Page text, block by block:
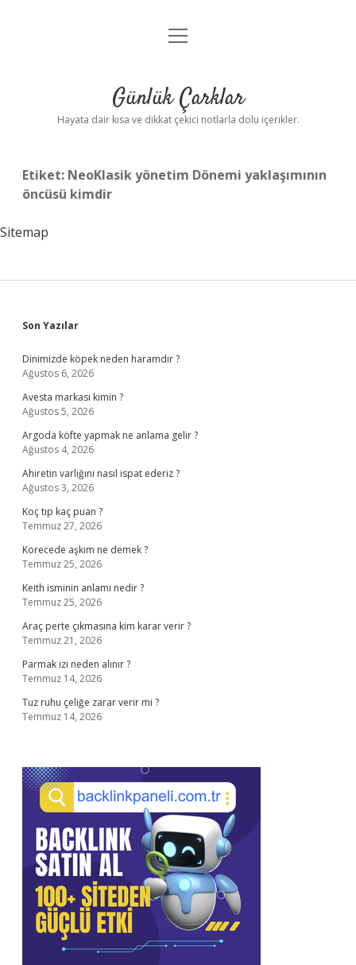
Anasayfa
Yasal Uyarı
menüyü
Günlük Çarklar
Hayata dair kısa ve dikkat çekici notlarla dolu içerikler.
Etiket: NeoKlasik yönetim Dönemi yaklaşımının
öncüsü kimdir
Sitemap
Sidebar
Son Yazılar
Dinimizde köpek neden haramdır ?
Ağustos 6, 2026
Avesta markası kimin ?
Ağustos 5, 2026
Argoda köfte yapmak ne anlama gelir ?
Ağustos 4, 2026
Ahiretin varlığını nasıl ispat ederiz ?
Ağustos 3, 2026
Koç tıp kaç puan ?
Temmuz 27, 2026
Korecede aşkım ne demek ?
Temmuz 25, 2026
Keith isminin anlamı nedir ?
Temmuz 25, 2026
Araç perte çıkmasına kim karar verir ?
Temmuz 21, 2026
Parmak izi neden alınır ?
Temmuz 14, 2026
Tuz ruhu çeliğe zarar verir mi ?
Temmuz 14, 2026